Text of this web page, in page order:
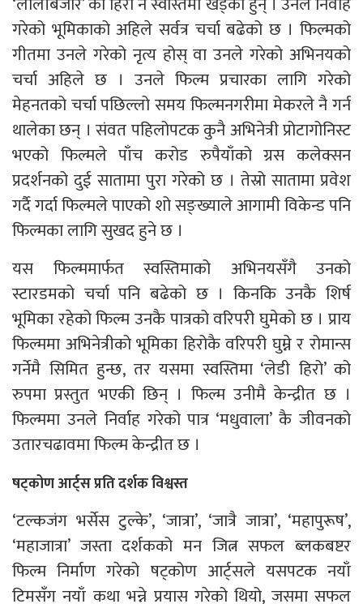
गरेको भूमिकाको अहिले सर्वत्र चर्चा बढेको छ । फिल्मको
गीतमा उनले गरेको नृत्य होस् वा उनले गरेको अभिनयको
चर्चा अहिले छ । उनले फिल्म प्रचारका लागि गरेको
मेहनतको चर्चा पछिल्लो समय फिल्मनगरीमा मेकरले नै गर्न
थालेका छन् । संवत पहिलोपटक कुनै अभिनेत्री प्रोटागोनिस्ट
भएको फिल्मले पाँच करोड रुपैयाँको ग्रस कलेक्सन
प्रदर्शनको दुई सातामा पुरा गरेको छ । तेस्रो सातामा प्रवेश
गर्दै गर्दा फिल्मले पाएको शो सङ्ख्याले आगामी विकेन्ड पनि
फिल्मका लागि सुखद हुने छ ।
यस फिल्ममार्फत स्वस्तिमाको अभिनयसँगै उनको
स्टारडमको चर्चा पनि बढेको छ । किनकि उनकै शिर्ष
भूमिका रहेको फिल्म उनकै पात्रको वरिपरी घुमेको छ । प्राय
फिल्ममा अभिनेत्रीको भूमिका हिरोकै वरिपरी घुम्ने र रोमान्स
गर्नेमै सिमित हुन्छ, तर यसमा स्वस्तिमा ‘लेडी हिरो’ को
रुपमा प्रस्तुत भएकी छिन् । फिल्म उनीमै केन्द्रीत छ ।
फिल्ममा उनले निर्वाह गरेको पात्र ‘मधुवाला’ कै जीवनको
उतारचढावमा फिल्म केन्द्रीत छ ।
षट्कोण आर्ट्स प्रति दर्शक विश्वस्त
‘टल्कजंग भर्सेस टुल्के’, ‘जात्रा’, ‘जात्रै जात्रा’, ‘महापुरूष’,
‘महाजात्रा’ जस्ता दर्शकको मन जित्न सफल ब्लकबष्टर
फिल्म निर्माण गरेको षट्कोण आर्ट्सले यसपटक नयाँ
टिमसँग नयाँ कथा भन्ने प्रयास गरेको थियो, जसमा सफल